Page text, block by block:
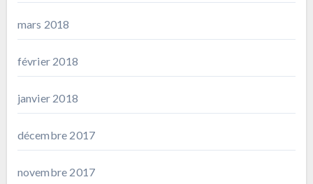
mars 2018
février 2018
janvier 2018
décembre 2017
novembre 2017